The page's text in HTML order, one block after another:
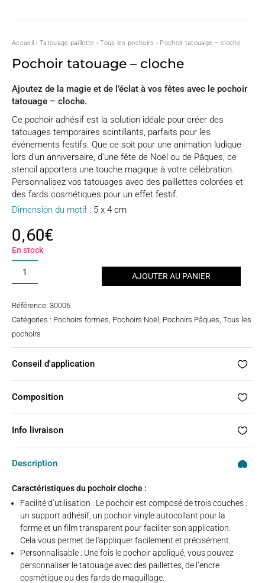
Accueil ›Tatouage paillette ›Tous les pochoirs › Pochoir tatouage – cloche
Pochoir tatouage – cloche
Ajoutez de la magie et de l’éclat à vos fêtes avec le pochoir
tatouage – cloche.
Ce pochoir adhésif est la solution idéale pour créer des
tatouages temporaires scintillants, parfaits pour les
événements festifs. Que ce soit pour une animation ludique
lors d’un anniversaire, d’une fête de Noël ou de Pâques, ce
stencil apportera une touche magique à votre célébration.
Personnalisez vos tatouages avec des paillettes colorées et
des fards cosmétiques pour un effet festif.
Dimension du motif : 5 x 4 cm
0,60€
En stock
de
cloche
AJOUTER AU PANIER
Référence: 30006
Catégories : Pochoirs formes, Pochoirs Noël , Pochoirs Pâques, Tous les
pochoirs
Conseil d'application
Composition
Info livraison
Description
Caractéristiques du pochoir cloche :
Facilité d’utilisation : Le pochoir est composé de trois couches :
un support adhésif, un pochoir vinyle autocollant pour la
forme et un film transparent pour faciliter son application.
Cela vous permet de l'appliquer facilement et précisément.
Personnalisable : Une fois le pochoir appliqué, vous pouvez
personnaliser le tatouage avec des paillettes, de l’encre
cosmétique ou des fards de maquillage.